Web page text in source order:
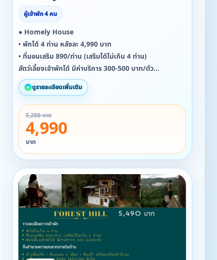
ผู้เข้าพัก 4 คน
● Homely House
• พักได้ 4 ท่าน หลังละ 4,990 บาท
• ที่นอนเสริม 890/ท่าน (เสริมได้ไม่เกิน 4 ท่าน)
สัตว์เลี้ยงเข้าพักได้ มีค่าบริการ 300-500 บาท/ตัว
สิ่งอำนวยความสะดวกภายในบ้าน
▪ 2 ห้องนอน 2 น้ำ พร้อมเครื่องทำน้ำอุ่น
▪ เครื่องปรับอากาศ พัดลม ไดร์เป่าผม ตู้เย็น
▪ ลำโพง Fender
▪ ห้องครัวพร้อมอุปกรณ์ทำครัว
▪ ผ้าขนหนู ครีมอาบน้ำ ยาสระผม โลชั่นทาผิว แปรงสีฟัน
หมวกคลุมอาบน้ำ
▪ กาน้ำร้อนพร้อมทั้งอุปกรณ์ทำกาแฟดริป และ ชา
▪ Snack
▪ แก้วไวน์ + ถังแช่ไวน์
▪ เตาผิงไฟ camping
ดูรายละเอียดเพิ่มเติม
5,200 บาท
4,990
บาท